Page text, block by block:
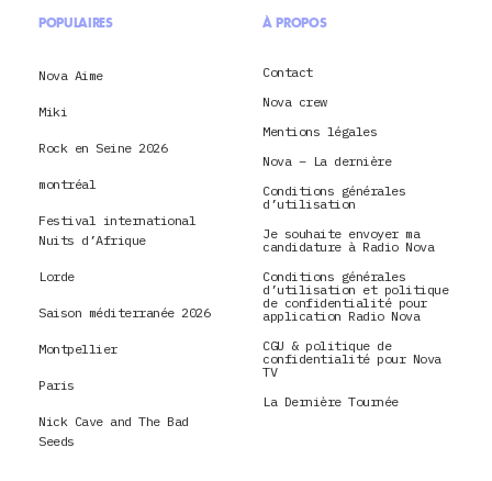
POPULAIRES
Nova Aime
Miki
Rock en Seine 2026
montréal
Festival international
Nuits d’Afrique
Lorde
Saison méditerranée 2026
Montpellier
Paris
Nick Cave and The Bad
Seeds
À PROPOS
Contact
Nova crew
Mentions légales
Nova – La dernière
Conditions générales
d’utilisation
Je souhaite envoyer ma
candidature à Radio Nova
Conditions générales
d’utilisation et politique
de confidentialité pour
application Radio Nova
CGU & politique de
confidentialité pour Nova
TV
La Dernière Tournée